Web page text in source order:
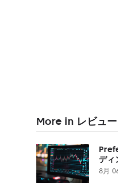
More in レビュー
ディ
8月